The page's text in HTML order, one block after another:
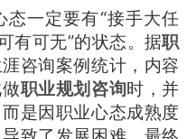
一定要有“接手大任
有可无”的状态。据职
咨询案例统计，内容
职业规划咨询时，并
是因职业心态成熟度